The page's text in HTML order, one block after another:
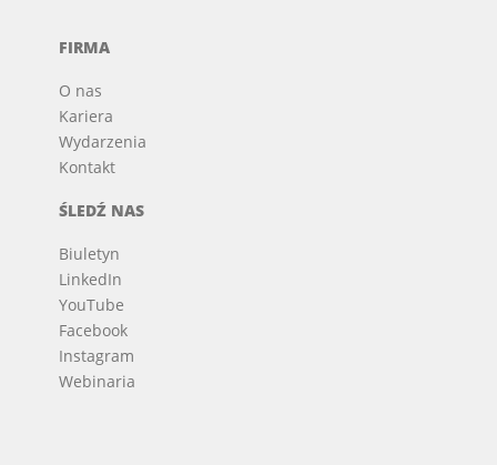
FIRMA
O nas
Kariera
Wydarzenia
Kontakt
ŚLEDŹ NAS
Biuletyn
LinkedIn
YouTube
Facebook
Instagram
Webinaria